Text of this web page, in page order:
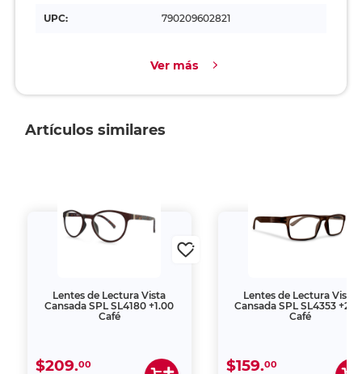
UPC: 790209602821
Ver más
Artículos similares
Lentes de Lectura Vista
Cansada SPL SL4180 +1.00
Café
$209.00
Lentes de Lectura Vista
Cansada SPL SL4353
Café
$159.00